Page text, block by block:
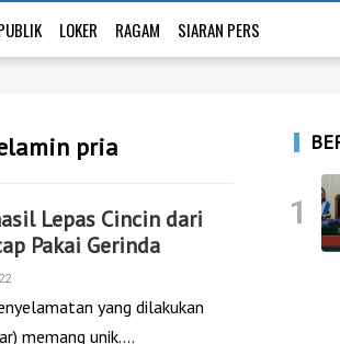
LOKER RAGAM SIARAN PERS
pria
Lepas Cincin dari
Pakai Gerinda
yang dilakukan
memang unik.…
1